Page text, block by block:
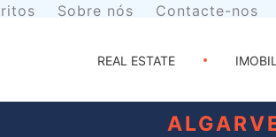
Sobre nós Contacte-nos
REAL ESTATE